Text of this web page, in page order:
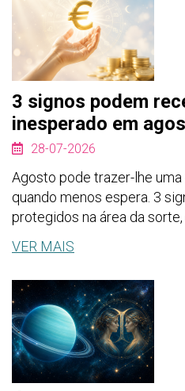
3 signos podem
inesperado em
28-07-2026
Agosto pode trazer-lhe
quando menos espera. 3
protegidos na área da
VER MAIS